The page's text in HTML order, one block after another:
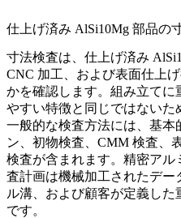
仕上げ済み AlSi10Mg 部品の
寸法検査は、仕上げ済み
CNC 加工、および表面仕上
かを確認します。組み立てに
やすい特徴と同じではないた
一般的な検査方法には、基本
ン、初物検査、CMM 検査、
検査が含まれます。精密ア
査計画は機械加工されたデ
ル溝、および顧客が定義し
です。